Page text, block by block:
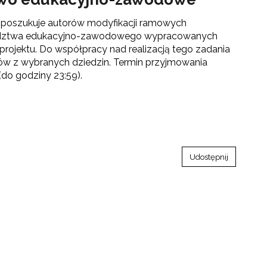
autorów modyfikacji ramowych
edukacyjno-zawodowego wypracowanych
Do współpracy nad realizacją tego zadania
z wybranych dziedzin. Termin przyjmowania
godziny 23:59).
Udostępnij